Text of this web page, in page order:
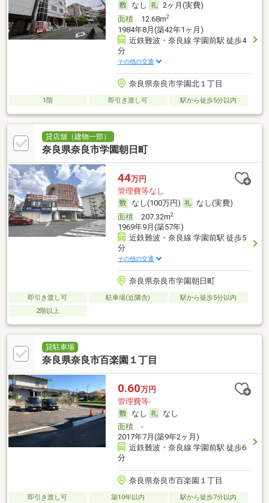
なし
2ヶ月(実費)
面積12.68m2
1984年8月(築42年1ヶ月)
近鉄難波・奈良線 学園前駅 徒歩4
分
その他の交通
奈良県奈良市学園北１丁目
1階 即引き渡し可 駅から徒歩5分以内
貸店舗（建物一部）
奈良県奈良市学園朝日町
44万円
管理費等なし
なし(100万円)
なし(実費)
面積207.32m2
1969年9月(築57年)
近鉄難波・奈良線 学園前駅 徒歩5
分
その他の交通
奈良県奈良市学園朝日町
即引き渡し可 駐車場(近隣含)
駅から徒歩5分以内
2階以上
貸駐車場
奈良県奈良市百楽園１丁目
0.60万円
管理費等-
なし
なし
面積-
2017年7月(築9年2ヶ月)
近鉄難波・奈良線 学園前駅 徒歩6
分
奈良県奈良市百楽園１丁目
即引き渡し可 築10年以内 駅から徒歩7分以内